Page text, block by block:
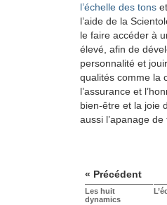
l’échelle des tons
l’aide de la
le faire accéder à
élevé, afin de
personnalité et
qualités comme la
l’assurance et
bien-être et la joie
aussi l’apanage de
« Précédent
Les huit
dynamics